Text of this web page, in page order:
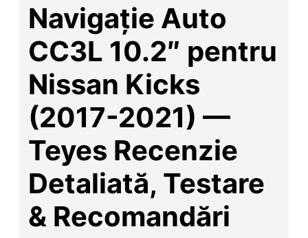
Navigație Auto
CC3L 10.2″ pentru
Nissan Kicks
(2017-2021) —
Teyes Recenzie
Detaliată, Testare
& Recomandări